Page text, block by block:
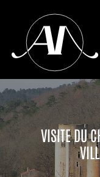
VISITE DU